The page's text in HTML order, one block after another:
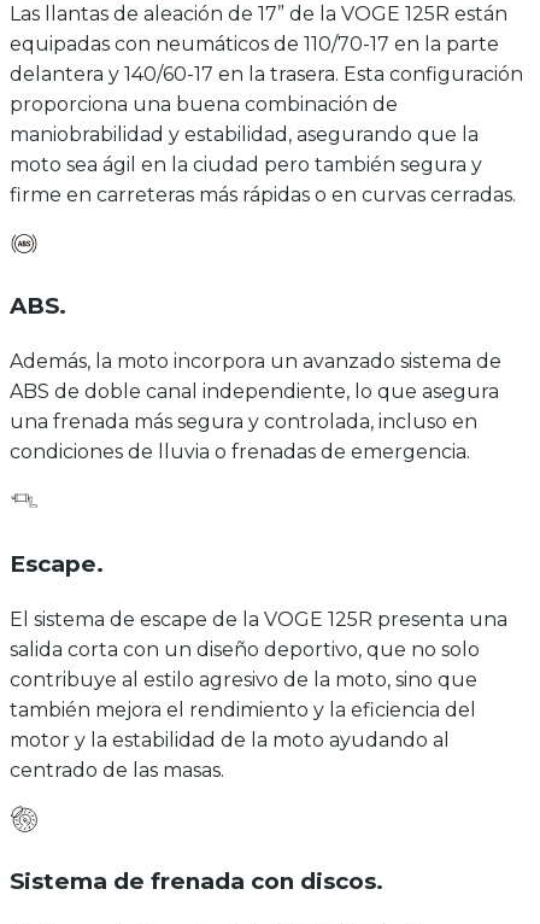
Las llantas de aleación de 17” de la VOGE 125R están
equipadas con neumáticos de 110/70-17 en la parte
delantera y 140/60-17 en la trasera. Esta configuración
proporciona una buena combinación de
maniobrabilidad y estabilidad, asegurando que la
moto sea ágil en la ciudad pero también segura y
firme en carreteras más rápidas o en curvas cerradas.
ABS.
Además, la moto incorpora un avanzado sistema de
ABS de doble canal independiente, lo que asegura
una frenada más segura y controlada, incluso en
condiciones de lluvia o frenadas de emergencia.
Escape.
El sistema de escape de la VOGE 125R presenta una
salida corta con un diseño deportivo, que no solo
contribuye al estilo agresivo de la moto, sino que
también mejora el rendimiento y la eficiencia del
motor y la estabilidad de la moto ayudando al
centrado de las masas.
Sistema de frenada con discos.